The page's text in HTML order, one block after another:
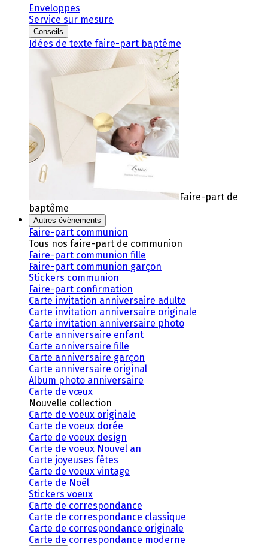
Enveloppes
Service sur mesure
Conseils
Idées de texte faire-part baptême
Faire-part de
baptême
Autres évènements
Faire-part communion
Tous nos faire-part de communion
Faire-part communion fille
Faire-part communion garçon
Stickers communion
Faire-part confirmation
Carte invitation anniversaire adulte
Carte invitation anniversaire originale
Carte invitation anniversaire photo
Carte anniversaire enfant
Carte anniversaire fille
Carte anniversaire garçon
Carte anniversaire original
Album photo anniversaire
Carte de vœux
Nouvelle collection
Carte de voeux originale
Carte de voeux dorée
Carte de voeux design
Carte de voeux Nouvel an
Carte joyeuses fêtes
Carte de voeux vintage
Carte de Noël
Stickers voeux
Carte de correspondance
Carte de correspondance classique
Carte de correspondance originale
Carte de correspondance moderne